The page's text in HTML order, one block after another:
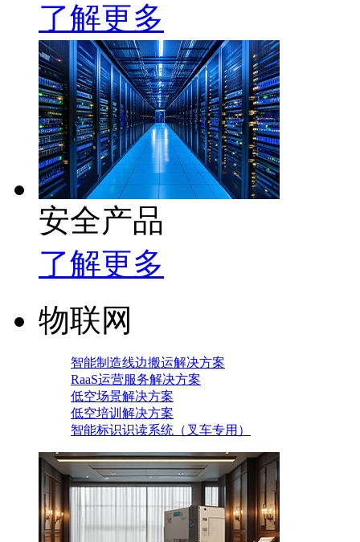
了解更多
安全产品
了解更多
物联网
智能制造线边搬运解决方案
RaaS运营服务解决方案
低空场景解决方案
低空培训解决方案
智能标识识读系统（叉车专用）